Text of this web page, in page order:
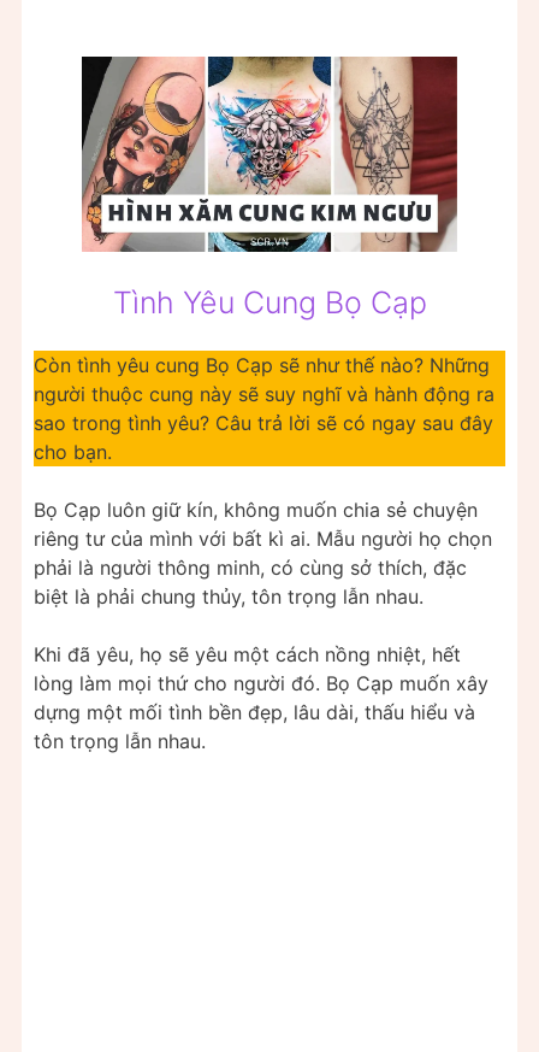
Tình Yêu Cung Bọ Cạp
Còn tình yêu cung Bọ Cạp sẽ như thế nào? Những
người thuộc cung này sẽ suy nghĩ và hành động ra
sao trong tình yêu? Câu trả lời sẽ có ngay sau đây
cho bạn.
Bọ Cạp luôn giữ kín, không muốn chia sẻ chuyện
riêng tư của mình với bất kì ai. Mẫu người họ chọn
phải là người thông minh, có cùng sở thích, đặc
biệt là phải chung thủy, tôn trọng lẫn nhau.
Khi đã yêu, họ sẽ yêu một cách nồng nhiệt, hết
lòng làm mọi thứ cho người đó. Bọ Cạp muốn xây
dựng một mối tình bền đẹp, lâu dài, thấu hiểu và
tôn trọng lẫn nhau.